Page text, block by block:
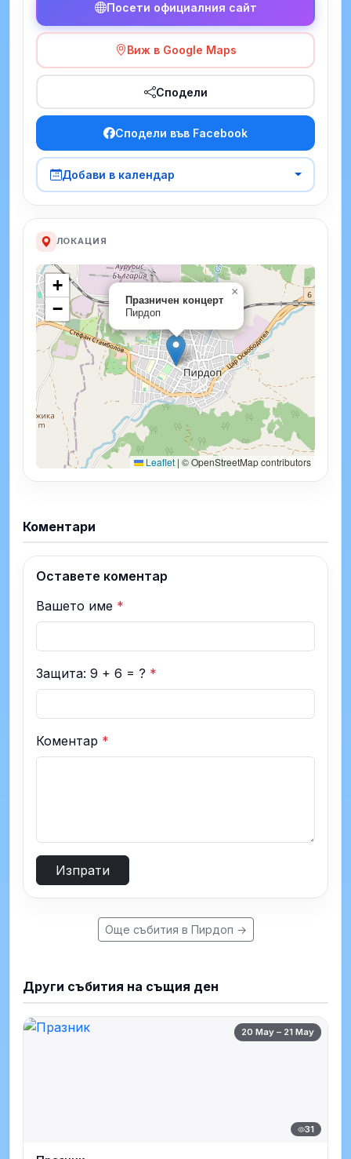
Посети официалния сайт
Виж в Google Maps
Сподели
Сподели във Facebook
Добави в календар
ЛОКАЦИЯ
Празничен концерт
Пирдоп
×
+
−
Leaflet | © OpenStreetMap contributors
Коментари
Оставете коментар
Вашето име *
Защита: 9 + 6 = ? *
Коментар *
Изпрати
Още събития в Пирдоп →
Други събития на същия ден
20 May – 21 May
31